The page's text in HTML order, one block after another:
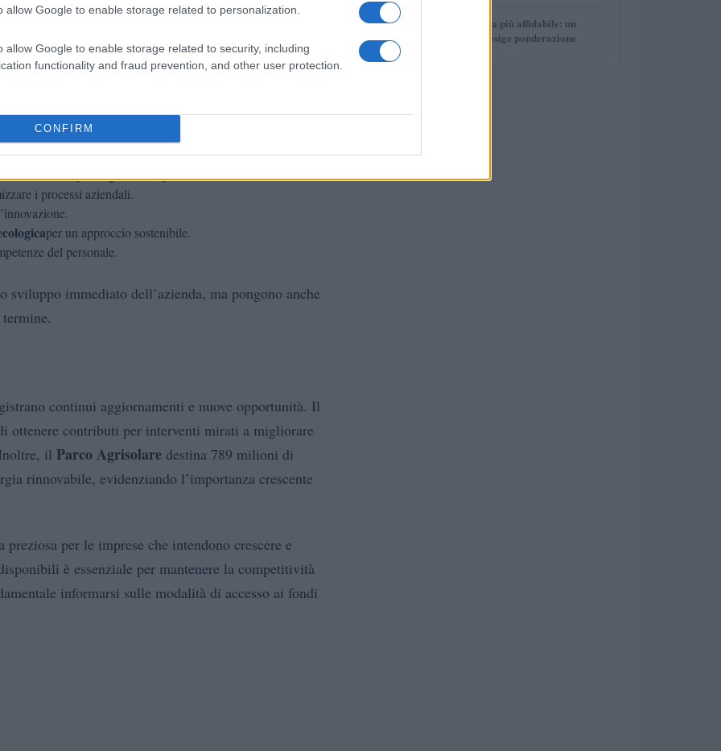
allow Google to enable storage related to personalization.
allow Google to enable storage related to security, including
functionality and fraud prevention, and other user protection.
CONFIRM
i processi aziendali.
per un approccio sostenibile.
del personale.
immediato dell’azienda, ma pongono anche
continui aggiornamenti e nuove opportunità. Il
ottenere contributi per interventi mirati a migliorare
il Parco Agrisolare destina 789 milioni di
rinnovabile, evidenziando l’importanza crescente
preziosa per le imprese che intendono crescere e
è essenziale per mantenere la competitività
informarsi sulle modalità di accesso ai fondi
5
La macchina usata più affidabile: un
investimento che esige ponderazione